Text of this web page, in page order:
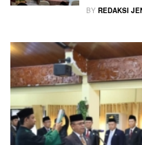
BY REDAKSI